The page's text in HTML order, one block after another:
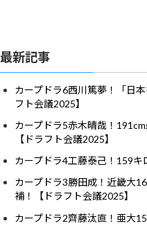
最新記事
カープドラ6西川篤夢！「日
フト会議2025】
カープドラ5赤木晴哉！
【ドラフト会議2025】
カープドラ4工藤泰己！159キ
カープドラ3勝田成！近畿大
補！【ドラフト会議2025】
カープドラ2齊藤汰直！亜大